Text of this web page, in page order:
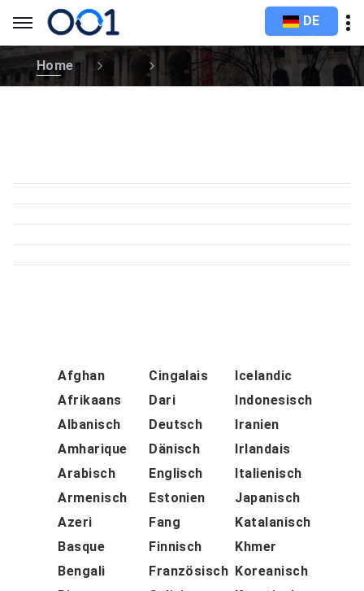
DE
Home
Afghan
Afrikaans
Albanisch
Amharique
Arabisch
Armenisch
Azeri
Basque
Bengali
Cingalais
Dari
Deutsch
Dänisch
Englisch
Estonien
Fang
Finnisch
Französisch
Icelandic
Indonesisch
Iranien
Irlandais
Italienisch
Japanisch
Katalanisch
Khmer
Koreanisch